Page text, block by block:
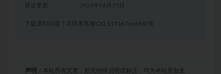
2024年06月25日
下载遇到问题？可联系客服QQ:1195676669反馈
声明： 本站所有文章，如无特殊说明或标注，均为本站原创发